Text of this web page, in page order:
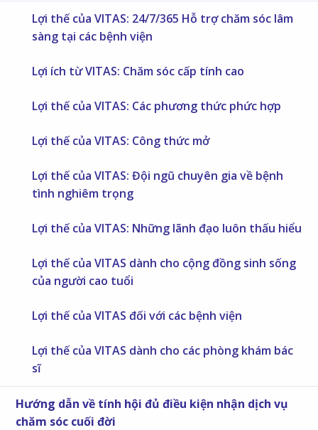
Lợi thế của VITAS: 24/7/365 Hỗ trợ chăm sóc lâm
sàng tại các bệnh viện
Lợi ích từ VITAS: Chăm sóc cấp tính cao
Lợi thế của VITAS: Các phương thức phức hợp
Lợi thế của VITAS: Công thức mở
Lợi thế của VITAS: Đội ngũ chuyên gia về bệnh
tình nghiêm trọng
Lợi thế của VITAS: Những lãnh đạo luôn thấu hiểu
Lợi thế của VITAS dành cho cộng đồng sinh sống
của người cao tuổi
Lợi thế của VITAS đối với các bệnh viện
Lợi thế của VITAS dành cho các phòng khám bác
sĩ
Hướng dẫn về tính hội đủ điều kiện nhận dịch vụ
chăm sóc cuối đời